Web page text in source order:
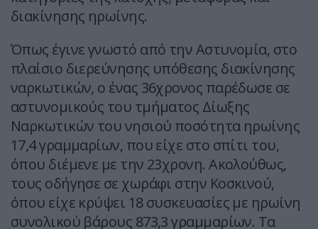
διακίνησης ηρωίνης.
Όπως έγινε γνωστό από την Αστυνομία, στο
πλαίσιο διερεύνησης υπόθεσης διακίνησης
ναρκωτικών, ο ένας 36χρονος παρέδωσε σε
αστυνομικούς του τμήματος Δίωξης
Ναρκωτικών του νησιού ποσότητα ηρωίνης
17,4 γραμμαρίων, που είχε στο σπίτι του,
όπου διέμενε με την 23χρονη. Ακολούθως,
τους οδήγησε σε χωράφι στην Κοσκινού,
όπου είχε κρύψει 18 συσκευασίες με ηρωίνη
συνολικού βάρους 873,3 γραμμαρίων. Τα